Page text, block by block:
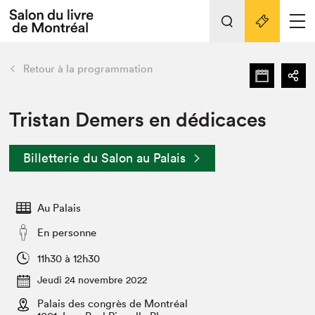
Espace médias
Espace exposant⋅e⋅s
Tout sur l'édition 2022
Actualités
Vidéos et Balados
Club de lecture Braindate
retour Nos activités
Édition 2022
Nous connaître
Projets partenaires 2022
Archives
Liens pratiques
Retour à la programmation
Tristan Demers en dédicaces
Billetterie du Salon au Palais
Au Palais
En personne
11h30 à 12h30
Jeudi 24 novembre 2022
Palais des congrès de Montréal